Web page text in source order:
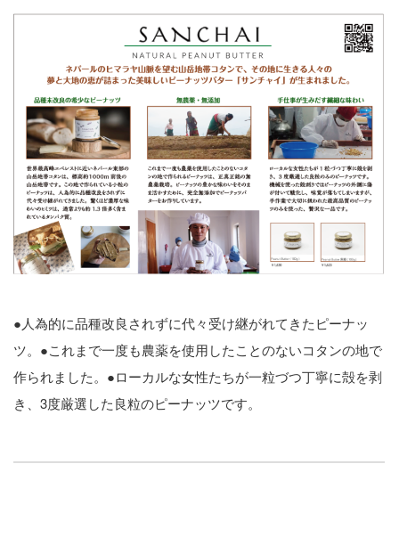
●人為的に品種改良されずに代々受け継がれてきたピーナッ
ツ。●これまで一度も農薬を使用したことのないコタンの地で
作られました。●ローカルな女性たちが一粒づつ丁寧に殻を剥
き、3度厳選した良粒のピーナッツです。